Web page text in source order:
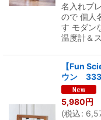
名入れプ
ので 個人
す モダン
温度計＆
【Fun
ウン
5,980円
(税込: